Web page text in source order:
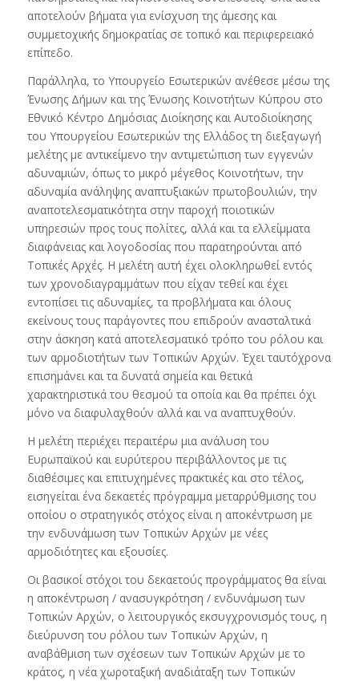
αποτελούν βήματα για ενίσχυση της άμεσης και
συμμετοχικής δημοκρατίας σε τοπικό και περιφερειακό
επίπεδο.
Παράλληλα, το Υπουργείο Εσωτερικών ανέθεσε μέσω της
Ένωσης Δήμων και της Ένωσης Κοινοτήτων Κύπρου στο
Εθνικό Κέντρο Δημόσιας Διοίκησης και Αυτοδιοίκησης
του Υπουργείου Εσωτερικών της Ελλάδος τη διεξαγωγή
μελέτης με αντικείμενο την αντιμετώπιση των εγγενών
αδυναμιών, όπως το μικρό μέγεθος Κοινοτήτων, την
αδυναμία ανάληψης αναπτυξιακών πρωτοβουλιών, την
αναποτελεσματικότητα στην παροχή ποιοτικών
υπηρεσιών προς τους πολίτες, αλλά και τα ελλείμματα
διαφάνειας και λογοδοσίας που παρατηρούνται από
Τοπικές Αρχές. Η μελέτη αυτή έχει ολοκληρωθεί εντός
των χρονοδιαγραμμάτων που είχαν τεθεί και έχει
εντοπίσει τις αδυναμίες, τα προβλήματα και όλους
εκείνους τους παράγοντες που επιδρούν ανασταλτικά
στην άσκηση κατά αποτελεσματικό τρόπο του ρόλου και
των αρμοδιοτήτων των Τοπικών Αρχών. Έχει ταυτόχρονα
επισημάνει και τα δυνατά σημεία και θετικά
χαρακτηριστικά του θεσμού τα οποία και θα πρέπει όχι
μόνο να διαφυλαχθούν αλλά και να αναπτυχθούν.
Η μελέτη περιέχει περαιτέρω μια ανάλυση του
Ευρωπαϊκού και ευρύτερου περιβάλλοντος με τις
διαθέσιμες και επιτυχημένες πρακτικές και στο τέλος,
εισηγείται ένα δεκαετές πρόγραμμα μεταρρύθμισης του
οποίου ο στρατηγικός στόχος είναι η αποκέντρωση με
την ενδυνάμωση των Τοπικών Αρχών με νέες
αρμοδιότητες και εξουσίες.
Οι βασικοί στόχοι του δεκαετούς προγράμματος θα είναι
η αποκέντρωση / ανασυγκρότηση / ενδυνάμωση των
Τοπικών Αρχών, ο λειτουργικός εκσυγχρονισμός τους, η
διεύρυνση του ρόλου των Τοπικών Αρχών, η
αναβάθμιση των σχέσεων των Τοπικών Αρχών με το
κράτος, η νέα χωροταξική αναδιάταξη των Τοπικών